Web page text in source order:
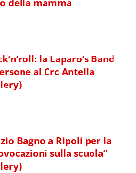
della mamma
la Laparo’s Band
al Crc Antella
Bagno a Ripoli per la
sulla scuola”